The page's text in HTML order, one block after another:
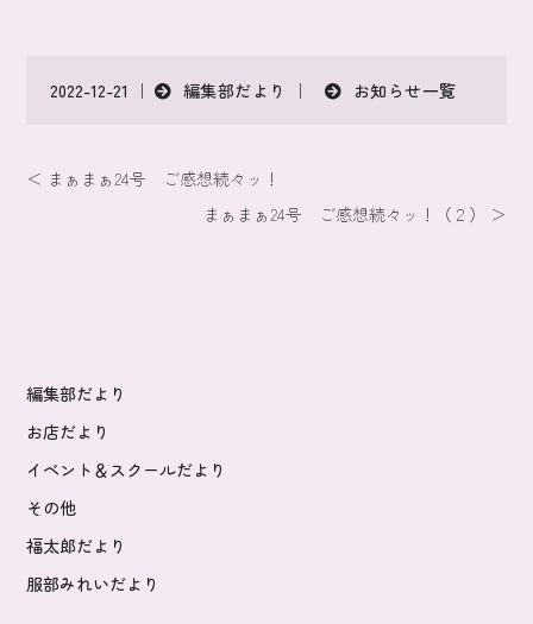
2022-12-21 ｜ 編集部だより ｜ お知らせ一覧
＜ まぁまぁ24号 ご感想続々ッ！
まぁまぁ24号 ご感想続々ッ！（２） ＞
編集部だより
お店だより
イベント＆スクールだより
その他
福太郎だより
服部みれいだより